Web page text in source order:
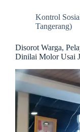
Kontrol
Tangerang)
Disorot Warga,
Dinilai Molor Usai